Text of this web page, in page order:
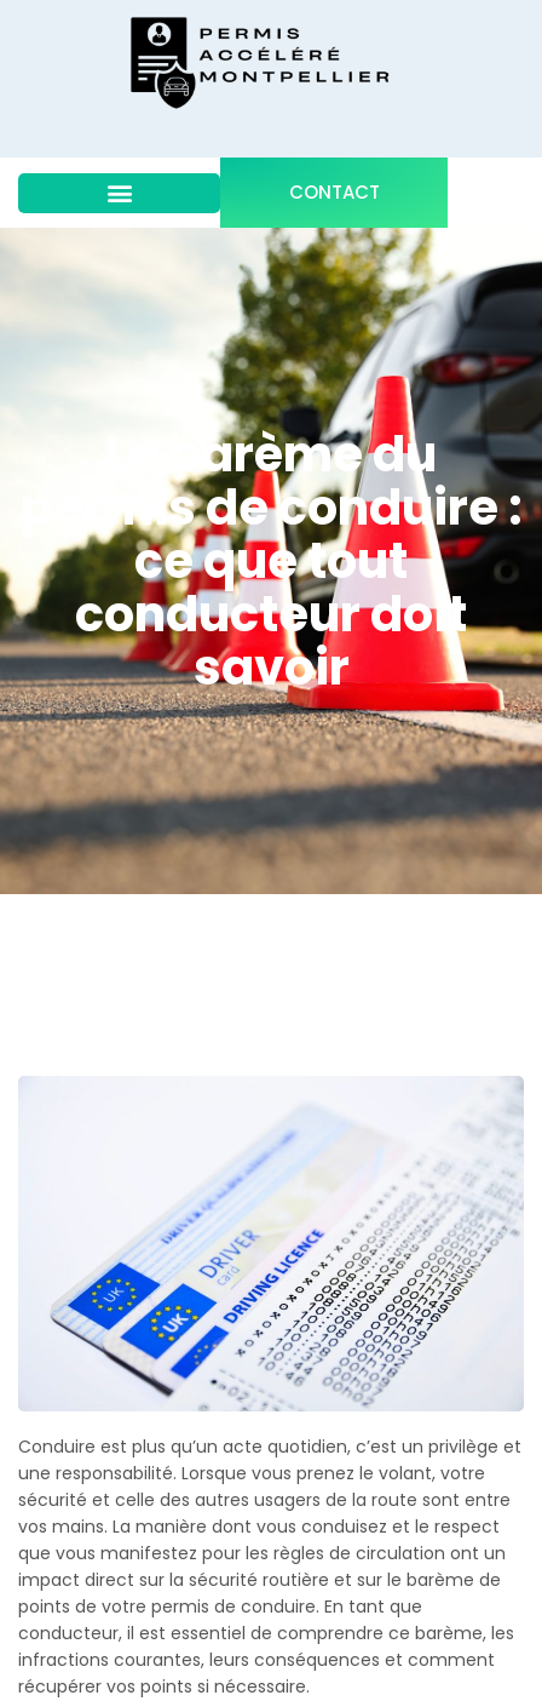
CONTACT
Le barème du
permis de conduire :
ce que tout
conducteur doit
savoir
Conduire est plus qu’un acte quotidien, c’est un privilège et
une responsabilité. Lorsque vous prenez le volant, votre
sécurité et celle des autres usagers de la route sont entre
vos mains. La manière dont vous conduisez et le respect
que vous manifestez pour les règles de circulation ont un
impact direct sur la sécurité routière et sur le barème de
points de votre permis de conduire. En tant que
conducteur, il est essentiel de comprendre ce barème, les
infractions courantes, leurs conséquences et comment
récupérer vos points si nécessaire.